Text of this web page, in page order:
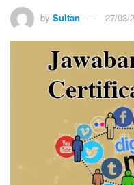
by Sultan 27/03/